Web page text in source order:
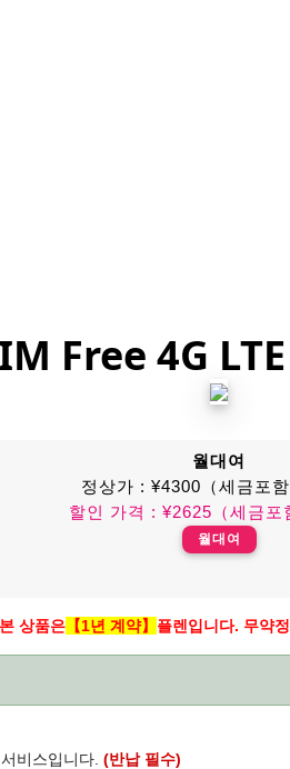
Free 4G
월대여
정상가 : ¥4300（세금포함
할인 가격 : ¥2625（세금포
월대여
상품은【1년 계약】 플렌입니다. 무약
비스입니다. (반납 필수)